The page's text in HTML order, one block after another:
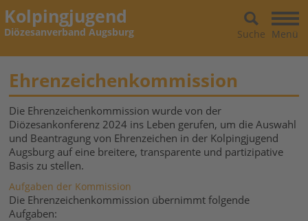
Kolpingjugend
Diözesanverband Augsburg Menü
Suche
Ehrenzeichenkommission
Die Ehrenzeichenkommission wurde von der
Diözesankonferenz 2024 ins Leben gerufen, um die Auswahl
und Beantragung von Ehrenzeichen in der Kolpingjugend
Augsburg auf eine breitere, transparente und partizipative
Basis zu stellen.
Aufgaben der Kommission
Die Ehrenzeichenkommission übernimmt folgende
Aufgaben: